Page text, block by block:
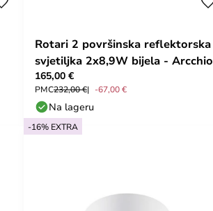
Rotari 2 površinska reflektorska
svjetiljka 2x8,9W bijela - Arcchio
165,00 €
PMC232,00 € -67,00 €
Na lageru
-16% EXTRA